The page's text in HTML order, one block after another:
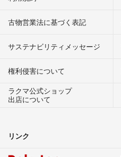
古物営業法に基づく表記
サステナビリティメッセージ
権利侵害について
ラクマ公式ショップ
出店について
リンク